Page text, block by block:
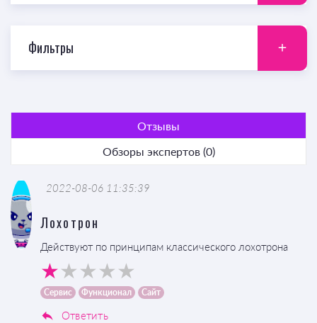
Фильтры
Отзывы
Обзоры экспертов (0)
2022-08-06 11:35:39
Лохотрон
Действуют по принципам классического лохотрона
Сервис Функционал Сайт
Ответить